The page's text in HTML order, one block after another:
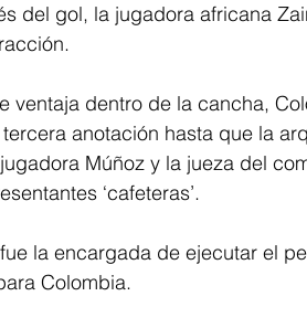
del gol, la jugadora africana
ventaja dentro de la cancha,
anotación hasta que la
Múñoz y la jueza del
‘cafeteras’.
la encargada de ejecutar el
Colombia.